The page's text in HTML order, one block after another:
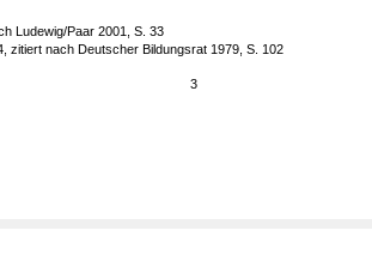
3
Ludewig/Paar 2001, S. 33
zitiert nach Deutscher Bildungsrat 1979, S. 102